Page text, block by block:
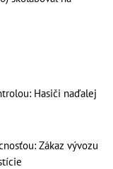
Hasiči naďalej
Zákaz vývozu